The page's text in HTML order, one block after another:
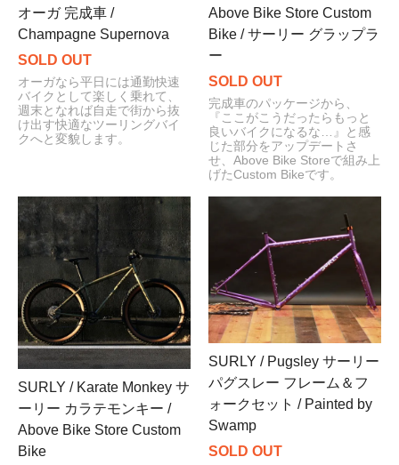
オーガ 完成車 /
Champagne Supernova
SOLD OUT
オーガなら平日には通勤快速
バイクとして楽しく乗れて、
週末となれば自走で街から抜
け出す快適なツーリングバイ
クへと変貌します。
Above Bike Store Custom
Bike / サーリー グラップラ
ー
SOLD OUT
完成車のパッケージから、
『ここがこうだったらもっと
良いバイクになるな…』と感
じた部分をアップデートさ
せ、Above Bike Storeで組み上
げたCustom Bikeです。
SURLY / Karate Monkey サ
ーリー カラテモンキー /
Above Bike Store Custom
Bike
SURLY / Pugsley サーリー
パグスレー フレーム＆フ
ォークセット / Painted by
Swamp
SOLD OUT